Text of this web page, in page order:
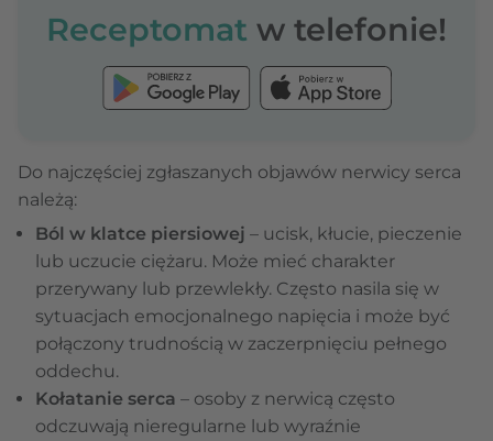
Receptomat w telefonie!
Do najczęściej zgłaszanych objawów nerwicy serca
należą:
Ból w klatce piersiowej – ucisk, kłucie, pieczenie
lub uczucie ciężaru. Może mieć charakter
przerywany lub przewlekły. Często nasila się w
sytuacjach emocjonalnego napięcia i może być
połączony trudnością w zaczerpnięciu pełnego
oddechu.
Kołatanie serca – osoby z nerwicą często
odczuwają nieregularne lub wyraźnie